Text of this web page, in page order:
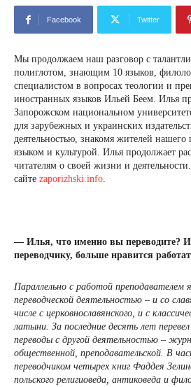
Facebook Twitter
Мы продолжаем наш разговор с
полиглотом, знающим 10 языков,
специалистом в вопросах теологии и
иностранных языков Ильей Беем. Илья
Запорожском национальном
для зарубежных и украинских
деятельностью, знакомя жителей нашего
языком и культурой. Илья продолжает
читателям о своей жизни и
сайте zaporizhski.info.
— Илья, что именно вы переводите?
переводчику, больше нравится
Параллельно с работой преподавателем
переводческой деятельностью – и со
числе с церковнославянского, и с
латыни. За последние десять лет
переводы с другой деятельностью –
общественной, преподавательской. В
переводчиком четырех книг Фаддея
польского религиоведа, антиковеда и